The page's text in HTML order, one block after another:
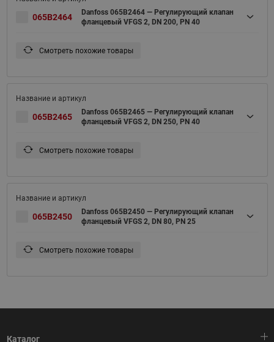
065B2464
Danfoss 065B2464 — Регулирующий клапан
фланцевый VFGS 2, DN 200, PN 40
Смотреть похожие товары
065B2465
Danfoss 065B2465 — Регулирующий клапан
фланцевый VFGS 2, DN 250, PN 40
Смотреть похожие товары
065B2450
Danfoss 065B2450 — Регулирующий клапан
фланцевый VFGS 2, DN 80, PN 25
Смотреть похожие товары
Каталог